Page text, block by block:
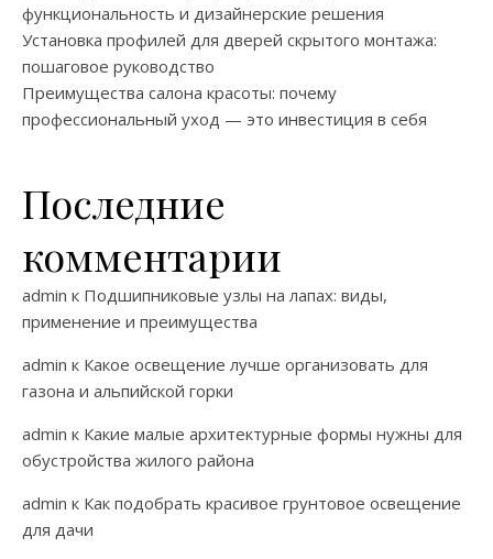
функциональность и дизайнерские решения
Установка профилей для дверей скрытого монтажа:
пошаговое руководство
Преимущества салона красоты: почему
профессиональный уход — это инвестиция в себя
Последние
комментарии
admin к Подшипниковые узлы на лапах: виды,
применение и преимущества
admin к Какое освещение лучше организовать для
газона и альпийской горки
admin к Какие малые архитектурные формы нужны для
обустройства жилого района
admin к Как подобрать красивое грунтовое освещение
для дачи